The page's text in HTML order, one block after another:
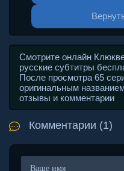
Смотрите онлайн
русские субтитры
После просмотра 65
оригинальным
отзывы и комментарии
Комментарии (1)